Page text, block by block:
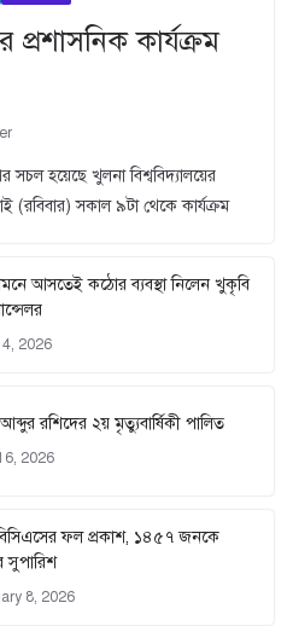
প্রশাসনিক কার্যক্রম
হয়েছে খুলনা বিশ্ববিদ্যালয়ের
(রবিবার) সকাল ৯টা থেকে কার্যক্রম
আসতেই কঠোর ব্যবস্থা নিলেন খুকৃবি
2026
রশিদের ২য় মৃত্যুবার্ষিকী পালিত
2026
ফল প্রকাশ, ১৪৫৭ জনকে
সুপারিশ
8, 2026